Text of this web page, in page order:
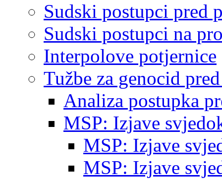
Sudski postupci pred
Sudski postupci na
Interpolove potjernice
Tužbe za genocid
Analiza postupka
MSP: Izjave
MSP: Izjave
MSP: Izjave